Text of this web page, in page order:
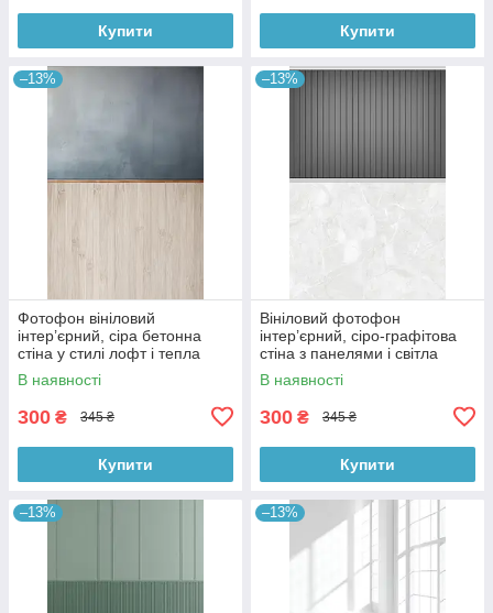
Купити Купити
–13%
Фотофон вініловий
інтер’єрний, сіра бетонна
стіна у стилі лофт і тепла
дерев’яна підлога 60×90 см,
№57097
В наявності
300 ₴ 345 ₴
Купити
–13%
Вініловий фотофон
інтер’єрний, сіро-графітова
стіна з панелями і світла
мармурова підлога 60×90 см,
№57101
В наявності
300 ₴ 345 ₴
Купити
–13% –13%